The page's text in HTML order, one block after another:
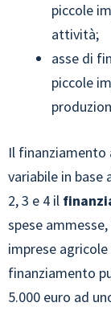
piccole
attività;
asse di
piccole
Il finanziamento
variabile in base
2, 3 e 4 il
spese
imprese agricole
finanziamento
5.000 euro ad